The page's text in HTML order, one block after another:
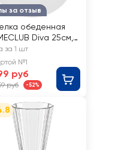
за отзыв
обеденная
Diva 25см,
Арт. NMP100T
за 1 шт
№1
руб
руб -52%